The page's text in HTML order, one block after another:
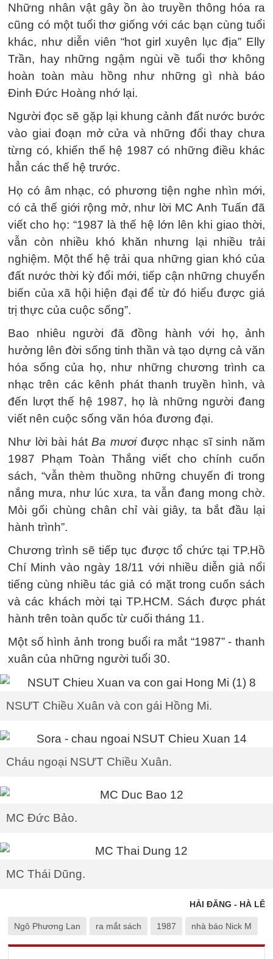
Những nhân vật gây ồn ào truyền thông hóa ra
cũng có một tuổi thơ giống với các bạn cùng tuổi
khác, như diễn viên “hot girl xuyên lục địa” Elly
Trần, hay những ngậm ngùi về tuổi thơ không
hoàn toàn màu hồng như những gì nhà báo
Đinh Đức Hoàng nhớ lại.
Người đọc sẽ gặp lại khung cảnh đất nước bước
vào giai đoạn mở cửa và những đổi thay chưa
từng có, khiến thế hệ 1987 có những điều khác
hẳn các thế hệ trước.
Họ có âm nhạc, có phương tiện nghe nhìn mới,
có cả thế giới rộng mở, như lời MC Anh Tuấn đã
viết cho họ: “1987 là thế hệ lớn lên khi giao thời,
vẫn còn nhiều khó khăn nhưng lại nhiều trải
nghiệm. Một thế hệ trải qua những gian khó của
đất nước thời kỳ đổi mới, tiếp cận những chuyển
biến của xã hội hiện đại để từ đó hiểu được giá
trị thực của cuộc sống”.
Bao nhiêu người đã đồng hành với họ, ảnh
hưởng lên đời sống tinh thần và tạo dựng cả văn
hóa sống của họ, như những chương trình ca
nhạc trên các kênh phát thanh truyền hình, và
đến lượt thế hệ 1987, họ là những người đang
viết nên cuộc sống văn hóa đương đại.
Như lời bài hátBa mươiđược nhạc sĩ sinh năm
1987 Phạm Toàn Thắng viết cho chính cuốn
sách, “vẫn thèm thuồng những chuyến đi trong
nắng mưa, như lúc xưa, ta vẫn đang mong chờ.
Mỏi gối chùng chân chỉ vài giây, ta bắt đầu lại
hành trình”.
Chương trình sẽ tiếp tục được tổ chức tại TP.Hồ
Chí Minh vào ngày 18/11 với nhiều diễn giả nổi
tiếng cùng nhiều tác giả có mặt trong cuốn sách
và các khách mời tại TP.HCM. Sách được phát
hành trên toàn quốc từ cuối tháng 11.
Một số hình ảnh trong buổi ra mắt “1987” - thanh
xuân của những người tuổi 30.
NSƯT Chiều Xuân và con gái Hồng Mi.
Cháu ngoại NSƯT Chiều Xuân.
MC Đức Bảo.
MC Thái Dũng.
HẢI ĐĂNG - HÀ LÊ
Ngô Phương Lan ra mắt sách 1987 nhà báo Nick M